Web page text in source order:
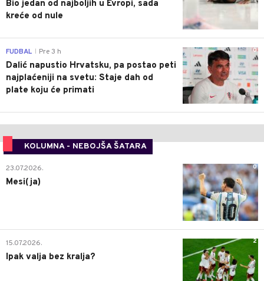
Bio jedan od najboljih u Evropi, sada
kreće od nule
0
FUDBAL Pre 3 h
Dalić napustio Hrvatsku, pa postao peti
najplaćeniji na svetu: Staje dah od
plate koju će primati
KOLUMNA - NEBOJŠA ŠATARA
0
23.07.2026.
Mesi(ja)
2
15.07.2026.
Ipak valja bez kralja?